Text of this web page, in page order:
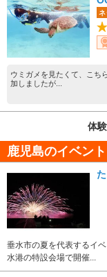
ネ
ウミガメを見たくて、こち
加しましたが...
体
鹿児島のイベント
垂水市の夏を代表するイ
水港の特設会場で開催...